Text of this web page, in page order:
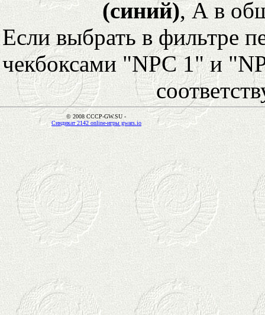
(синий), А в
Если выбрать в фильтре
чекбоксами "NPC 1" и
© 2008 CCCP-GW.SU -
Синдикат 2142 online-игры gwars.io